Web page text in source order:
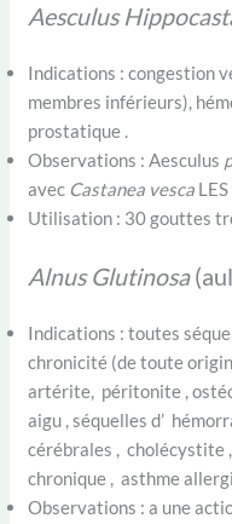
Aesculus
Indications : congestion
membres inférieurs),
prostatique .
Observations : Aesculus
avec Castanea vesca
Utilisation : 30 gouttes
Alnus Glutinosa
Indications : toutes
chronicité (de toute
artérite, péritonite ,
aigu , séquelles d’
cérébrales ,
chronique , asthme
Observations : a une